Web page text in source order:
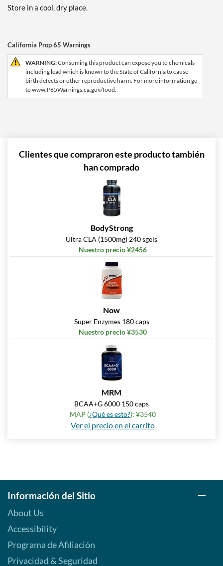
Store in a cool, dry place.
California Prop 65 Warnings
WARNING:Consuming this product can expose you to chemicals
including lead which is known to the State of California to cause
birth defects or other reproductive harm. For more information go
to www.P65Warnings.ca.gov/food.
Clientes que compraron este producto también
han comprado
BodyStrong
Ultra CLA (1500mg) 240 sgels
Nuestro precio ¥2456
Now
Super Enzymes 180 caps
Nuestro precio ¥3530
MRM
BCAA+G 6000 150 caps
MAP (¿Qué es esto?): ¥3540
Ver el precio en el carrito
Información del Sitio
About Us
Accessibility
Programa de Afiliación
Privacidad & Seguridad